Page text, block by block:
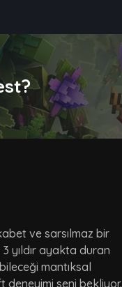
ve sarsılmaz bir
3 yıldır ayakta duran
mantıksal
deneyimi seni bekliyor.